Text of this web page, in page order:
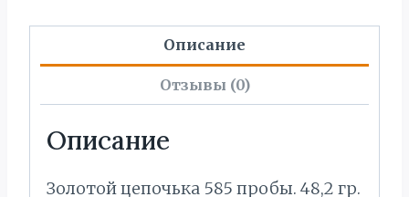
Описание
Отзывы (0)
Описание
Золотой цепочька 585 пробы. 48,2 гр.